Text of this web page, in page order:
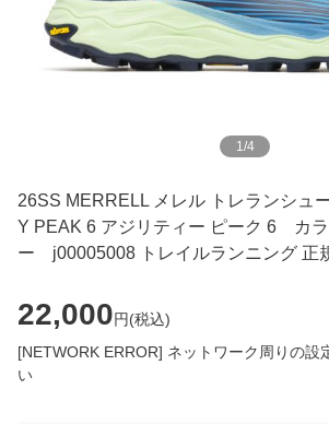
1/4
26SS MERRELL メレル トレランシュ
Y PEAK 6 アジリティー ピーク 6 カ
ー j00005008 トレイルランニング 正
22,000円(税込)
[NETWORK ERROR] ネットワーク周りの設
い